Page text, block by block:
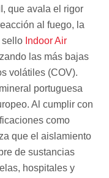
que avala el rigor
al fuego, la
sello Indoor Air
las más bajas
volátiles (COV).
portuguesa
Al cumplir con
como
que el aislamiento
de sustancias
hospitales y